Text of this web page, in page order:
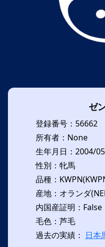
ゼ
登録番号：56662
所有者：None
生年月日：2004/
性別：牝馬
品種：
産地：オランダ
内国産証明：False
毛色：芦毛
過去の実績： 日本